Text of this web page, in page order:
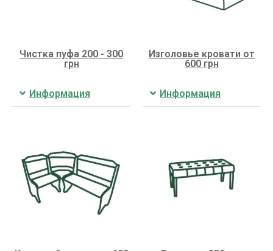
Чистка пуфа 200 - 300
грн
Информация
Изголовье кровати от
600 грн
Информация